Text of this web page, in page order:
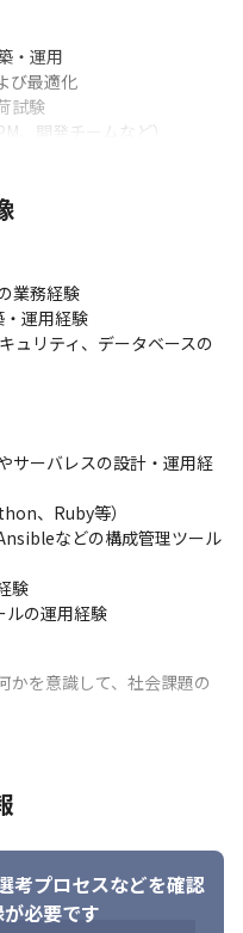
・運用
び最適化
試験
、開発チームなど）
グラウンドを持つメンバ
トエンドエンジニア、デザ
ションが活発に行われる環
業務経験
運用経験
ュリティ、データベースの
サーバレスの設計・運用経
、Ruby等）
などの構成管理ツール
験
ルの運用経験
かを意識して、社会課題の
敗を糧に成長できる方
考プロセスなどを確認
必要です